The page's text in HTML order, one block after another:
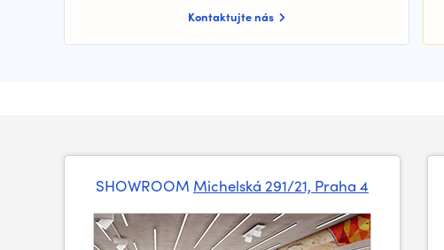
Kontaktujte nás
SHOWROOM Michelská 291/21, Praha 4